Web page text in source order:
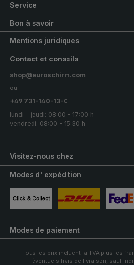
Service
Bon à savoir
Mentions juridiques
Visitez-nous chez
Contact et conseils
shop@euroschirm.com
ou
+49 731-140-13-0
lundi - jeudi: 08:00 - 17:00 h
vendredi: 08:00 - 15:30 h
Modes d' expédition
Modes de paiement
Tous les prix incluent la TVA plus les
éventuels frais de livraison, sauf